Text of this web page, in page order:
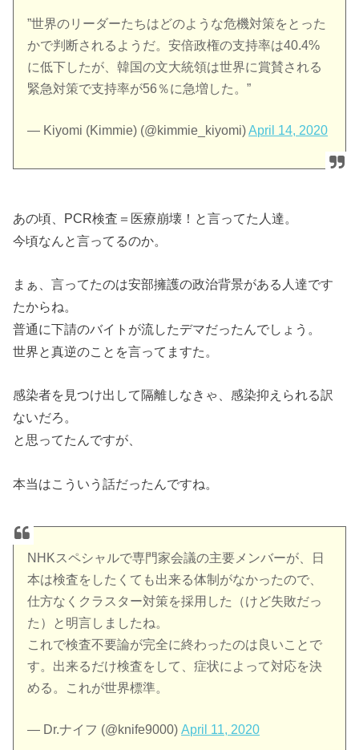
”世界のリーダーたちはどのような危機対策をとった
かで判断されるようだ。安倍政権の支持率は40.4%
に低下したが、韓国の文大統領は世界に賞賛される
緊急対策で支持率が56％に急増した。”
— Kiyomi (Kimmie) (@kimmie_kiyomi)April 14, 2020
あの頃、PCR検査＝ 医療崩壊 ！ と言ってた人達。
今頃なんと言ってるのか。
まぁ、言ってたのは安部擁護の政治背景がある人達です
たからね。
普通に下請のバイトが流したデマだったんでしょう。
世界と真逆のことを言ってますた。
感染者を見つけ出して隔離しなきゃ、感染抑えられる訳
ないだろ。
と思ってたんですが、
本当はこういう話だったんですね。
NHKスペシャルで専門家会議の主要メンバーが、日
本は検査をしたくても出来る体制がなかったので、
仕方なくクラスター対策を採用した（けど失敗だっ
た）と明言しましたね。
これで検査不要論が完全に終わったのは良いことで
す。出来るだけ検査をして、症状によって対応を決
める。これが世界標準。
— Dr.ナイフ (@knife9000)April 11, 2020